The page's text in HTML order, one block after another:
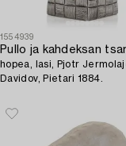
1554939
Pullo ja kahdeksan
hopea, lasi, Pjotr
Davidov, Pietari 1884.